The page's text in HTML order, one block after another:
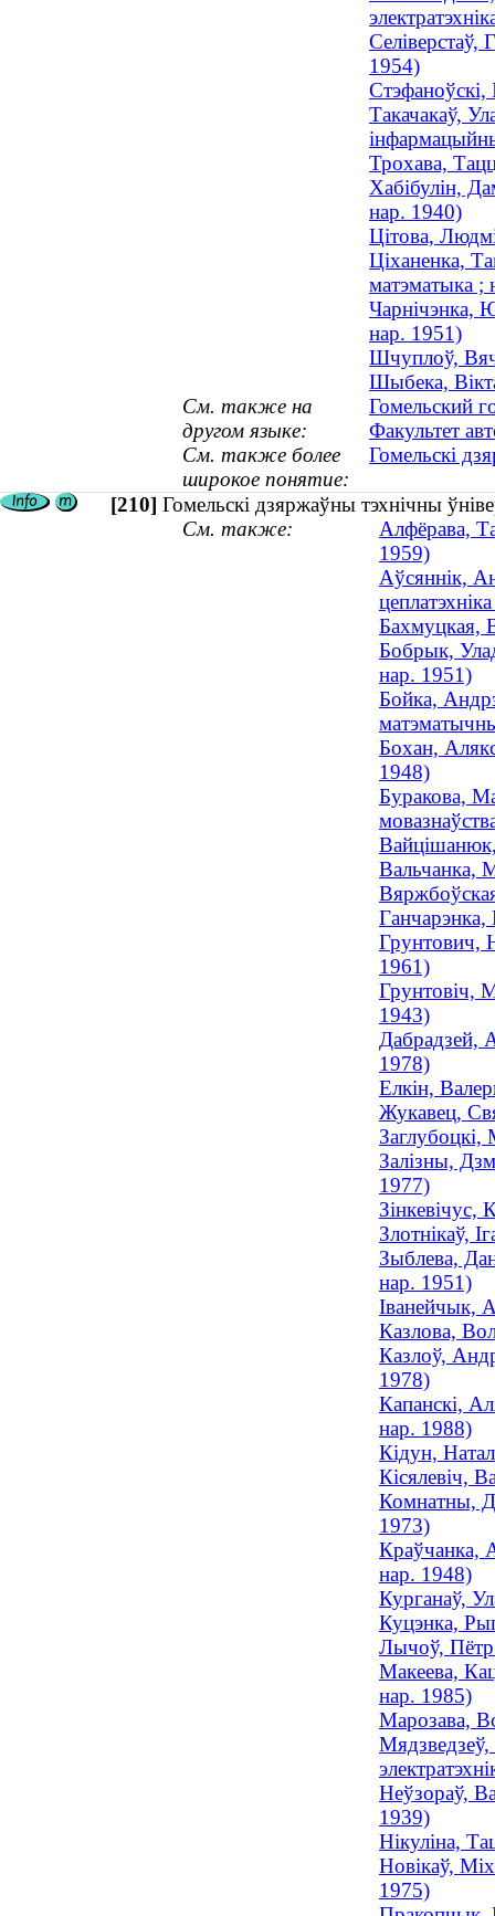
Селіверстаў,
1954)
Стэфаноўскі,
Такачакаў,
Трохава,
Хабібулін,
нар. 1940)
Цітова,
Ціханенка,
матэматыка ;
Чарнічэнка,
нар. 1951)
Шчуплоў,
Шыбека,
См. также на
другом языке:
Гомельский
Факультет
См. также более
широкое понятие:
Гомельскі
[210] Гомельскі дзяржаўны тэхнічны
См. также:
Алфёрава,
1959)
Аўсяннік,
Бахмуцкая,
Бобрык,
нар. 1951)
Бойка,
Бохан,
1948)
Буракова,
Вальчанка,
Ганчарэнка,
Грунтович,
1961)
Грунтовіч,
1943)
Дабрадзей,
1978)
Елкін,
Жукавец,
Заглубоцкі,
Залізны,
1977)
Зінкевічус,
Злотнікаў,
Зыблева,
нар. 1951)
Іванейчык,
Казлова,
Казлоў,
1978)
Капанскі,
нар. 1988)
Кідун,
Кісялевіч,
Комнатны,
1973)
Краўчанка,
нар. 1948)
Курганаў,
Куцэнка,
Лычоў, Пётр
Макеева,
нар. 1985)
Марозава,
Мядзведзеў,
Неўзораў,
1939)
Нікуліна,
Новікаў,
1975)